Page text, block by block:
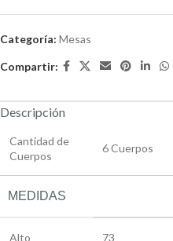
Categoría: Mesas
Compartir:
Descripción
Cantidad de
Cuerpos
6 Cuerpos
MEDIDAS
Alto 73